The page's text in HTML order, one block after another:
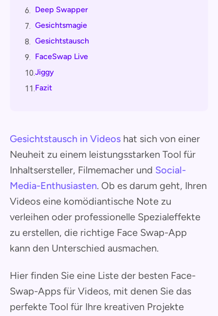
6. Deep Swapper
7. Gesichtsmagie
8. Gesichtstausch
9. FaceSwap Live
10.Jiggy
11.Fazit
Gesichtstausch in Videos hat sich von einer
Neuheit zu einem leistungsstarken Tool für
Inhaltsersteller, Filmemacher und Social-
Media-Enthusiasten. Ob es darum geht, Ihren
Videos eine komödiantische Note zu
verleihen oder professionelle Spezialeffekte
zu erstellen, die richtige Face Swap-App
kann den Unterschied ausmachen.
Hier finden Sie eine Liste der besten Face-
Swap-Apps für Videos, mit denen Sie das
perfekte Tool für Ihre kreativen Projekte